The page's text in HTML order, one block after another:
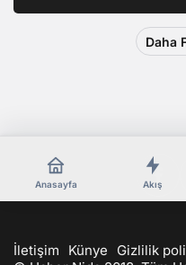
Daha
Anasayfa Akış
İletişim Künye
Gizlilik